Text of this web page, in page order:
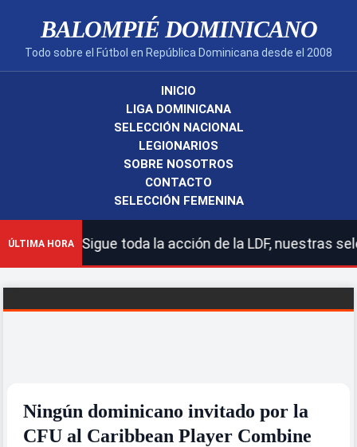
BALOMPIÉ DOMINICANO
Todo sobre el Fútbol en República Dominicana desde el 2008
INICIO
LIGA DOMINICANA
SELECCIÓN NACIONAL
LEGIONARIOS
SOBRE NOSOTROS
CONTACTO
SELECCIÓN FEMENINA
ÚLTIMA HORA
| Sigue toda la acción de la LDF, nuestras
Ningún dominicano invitado por la
CFU al Caribbean Player Combine